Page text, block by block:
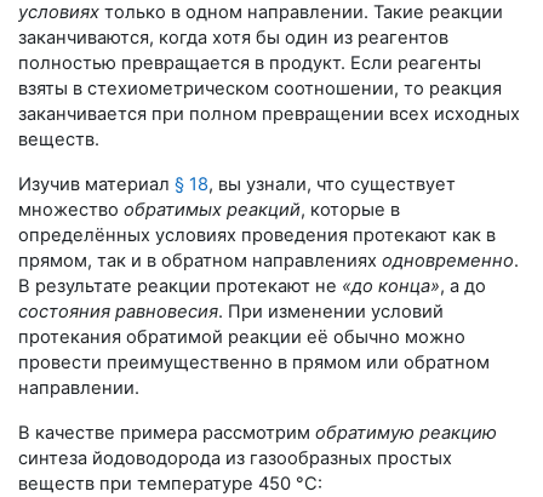
условиях только в одном направлении. Такие реакции
заканчиваются, когда хотя бы один из реагентов
полностью превращается в продукт. Если реагенты
взяты в стехиометрическом соотношении, то реакция
заканчивается при полном превращении всех исходных
веществ.
Изучив материал § 18, вы узнали, что существует
множество обратимых реакций, которые в
определённых условиях проведения протекают как в
прямом, так и в обратном направлениях одновременно.
В результате реакции протекают не «до конца», а до
состояния равновесия. При изменении условий
протекания обратимой реакции её обычно можно
провести преимущественно в прямом или обратном
направлении.
В качестве примера рассмотрим обратимую реакцию
синтеза йодоводорода из газообразных простых
веществ при температуре 450 °С: